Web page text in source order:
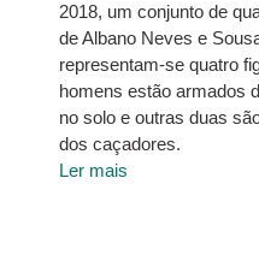
2018, um conjunto de
de Albano Neves e
representam-se quatro
homens estão armados
no solo e outras duas
dos caçadores.
Ler mais